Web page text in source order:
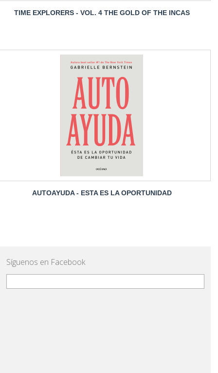
TIME EXPLORERS - VOL. 4 THE GOLD OF THE INCAS
AUTOAYUDA - ESTA ES LA OPORTUNIDAD
Síguenos en Facebook